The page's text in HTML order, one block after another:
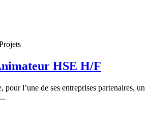
HSE H/F
l’une de ses entreprises partenaires, un